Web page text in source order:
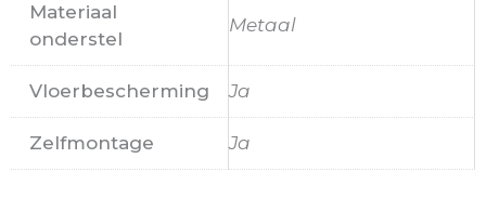
Materiaal
onderstel
Metaal
Vloerbescherming Ja
Zelfmontage Ja